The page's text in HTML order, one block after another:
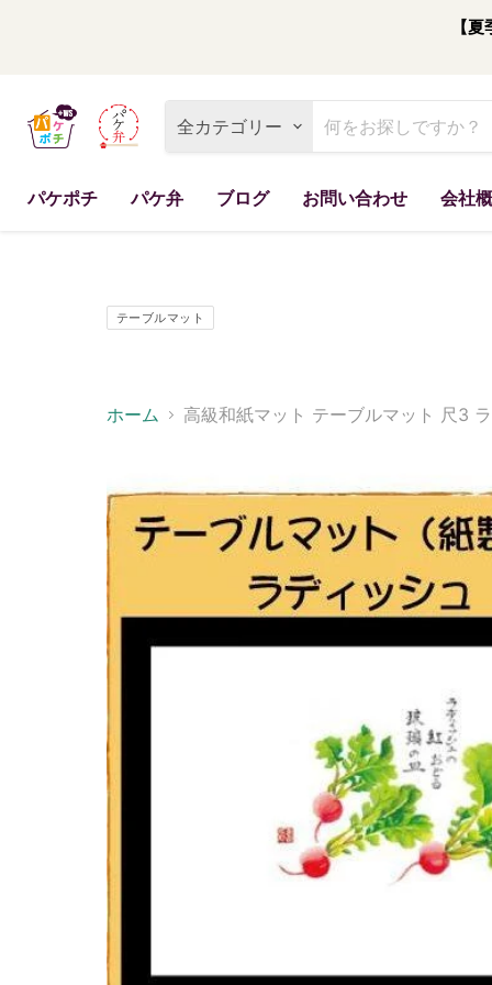
【
全カテゴリー
パケポチ パケ弁 ブログ お問い合わせ 会社
テーブルマット
ホーム 高級和紙マット テーブルマット 尺3